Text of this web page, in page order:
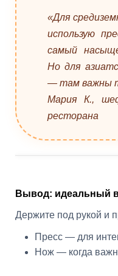
«Для
использую
самый
Но для
— там важны
Мария К.,
ресторана
Вывод: идеальный
Держите под рукой и
Пресс — для
Нож — когда